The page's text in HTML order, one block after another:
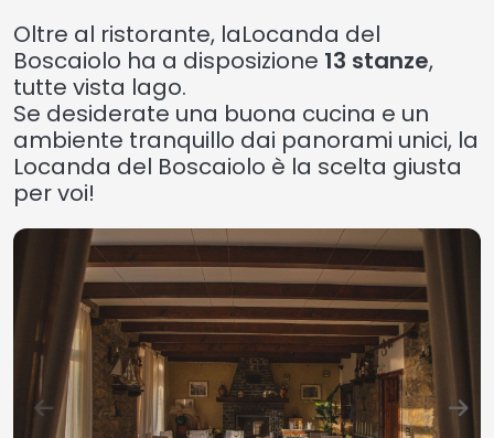
Oltre al ristorante, laLocanda del
Boscaiolo ha a disposizione 13 stanze,
tutte vista lago.
Se desiderate una buona cucina e un
ambiente tranquillo dai panorami unici, la
Locanda del Boscaiolo è la scelta giusta
per voi!